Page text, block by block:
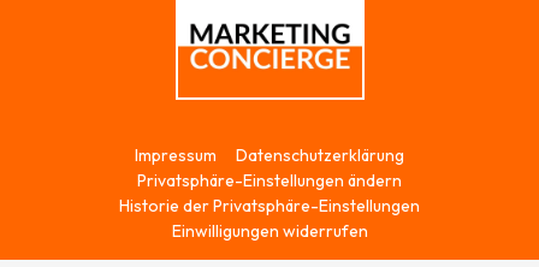
Impressum
Datenschutz­erklärung
Privatsphäre-Einstellungen ändern
Historie der Privatsphäre-Einstellungen
Einwilligungen widerrufen